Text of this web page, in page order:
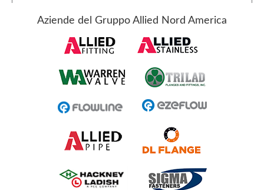
Aziende del Gruppo Allied Nord America